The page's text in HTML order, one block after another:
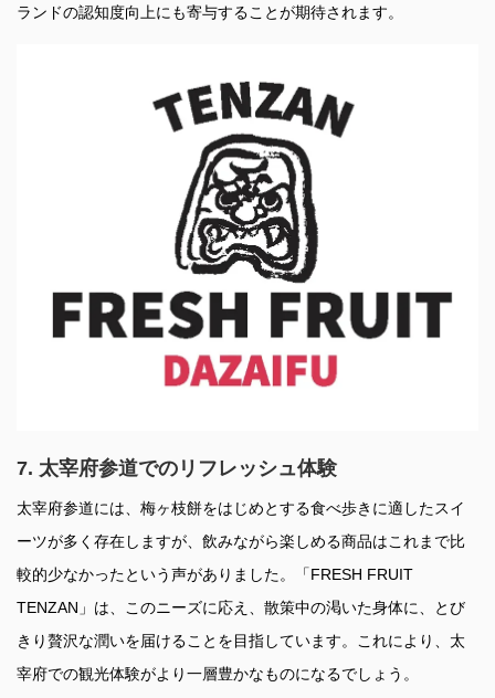
ランドの認知度向上にも寄与することが期待されます。
7. 太宰府参道でのリフレッシュ体験
太宰府参道には、梅ヶ枝餅をはじめとする食べ歩きに適したスイ
ーツが多く存在しますが、飲みながら楽しめる商品はこれまで比
較的少なかったという声がありました。「FRESH FRUIT
TENZAN」は、このニーズに応え、散策中の渇いた身体に、とび
きり贅沢な潤いを届けることを目指しています。これにより、太
宰府での観光体験がより一層豊かなものになるでしょう。